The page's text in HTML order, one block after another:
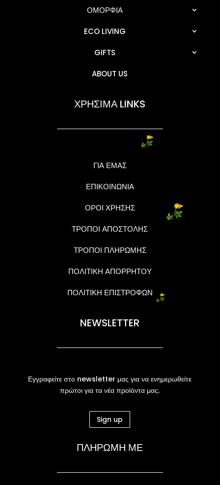
ΟΜΟΡΦΙΑ
ECO LIVING
GIFTS
ABOUT US
ΧΡΗΣΙΜΑ LINKS
ΓΙΑ ΕΜΑΣ
ΕΠΙΚΟΙΝΩΝΙΑ
ΟΡΟΙ ΧΡΗΣΗΣ
ΤΡΟΠΟΙ ΑΠΟΣΤΟΛΗΣ
ΤΡΟΠΟΙ ΠΛΗΡΩΜΗΣ
ΠΟΛΙΤΙΚΗ ΑΠΟΡΡΗΤΟΥ
ΠΟΛΙΤΙΚΗ ΕΠΙΣΤΡΟΦΩΝ
NEWSLETTER
Εγγραφείτε στο newsletter μας για να ενημερωθείτε
πρώτοι για τα νέα προϊόντα μας.
Sign up
ΠΛΗΡΩΜΗ ΜΕ